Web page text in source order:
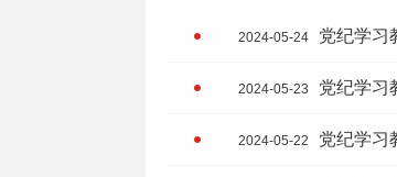
2024-05-24 党纪学习
2024-05-23 党纪学习
2024-05-22 党纪学习